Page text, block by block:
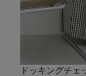
ドッキングチェ